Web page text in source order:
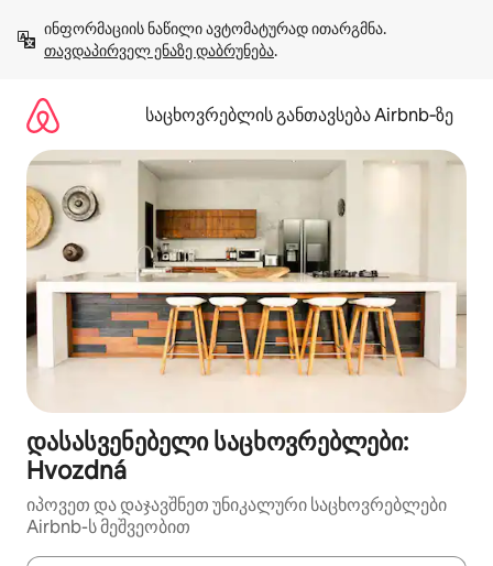
გადასვლა
თავდაპირველ ენაზე დაბრუნება.
საცხოვრებლის განთავსება Airbnb‑ზე
დასასვენებელი საცხოვრებლები:
Hvozdná
იპოვეთ და დაჯავშნეთ უნიკალური საცხოვრებლები
Airbnb-ს მეშვეობით